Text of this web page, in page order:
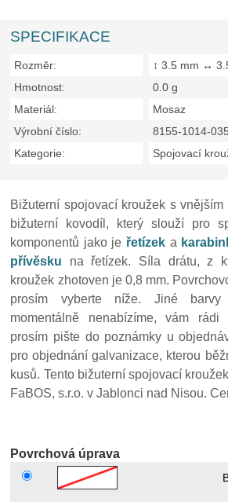
SPECIFIKACE
Rozměr:
↕ 3.5 mm ↔
Hmotnost:
0.0 g
Materiál:
Mosaz
Výrobní číslo:
8155-1014-035
Kategorie:
Spojovací
Bižuterní spojovací kroužek s vnějším
bižuterní kovodíl, který slouží pro
komponentů jako je řetízeka
přívěsku na řetízek. Síla drátu, z
kroužek zhotoven je 0,8 mm.
prosím vyberte níže. Jiné barvy
momentálně nenabízíme, vám
prosím pište do poznámky u
pro objednání galvanizace, kterou
kusů. Tento bižuterní spojovací
FaBOS, s.r.o. v Jablonci nad Nisou.
Povrchová úprava